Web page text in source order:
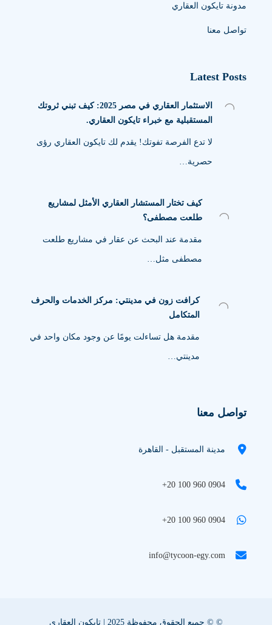
مدونة تايكون العقاري
تواصل معنا
Latest Posts
الاستثمار العقاري في مصر 2025: كيف تبني ثروتك
المستقبلية مع خبراء تايكون العقاري.
لا تدع الفرصة تفوتك! يقدم لك تايكون العقاري رؤى
حصرية…
كيف تختار المستشار العقاري الأمثل لمشاريع
طلعت مصطفى؟
مقدمة عند البحث عن عقار في مشاريع طلعت
مصطفى مثل…
كرافت زون في مدينتي: مركز الخدمات والحرف
المتكامل
مقدمة هل تساءلت يومًا عن وجود مكان واحد في
مدينتي…
تواصل معنا
مدينة المستقبل - القاهرة
+20 100 960 0904
+20 100 960 0904
info@tycoon-egy.com
© © جميع الحقوق محفوظة 2025 | تايكون العقاري